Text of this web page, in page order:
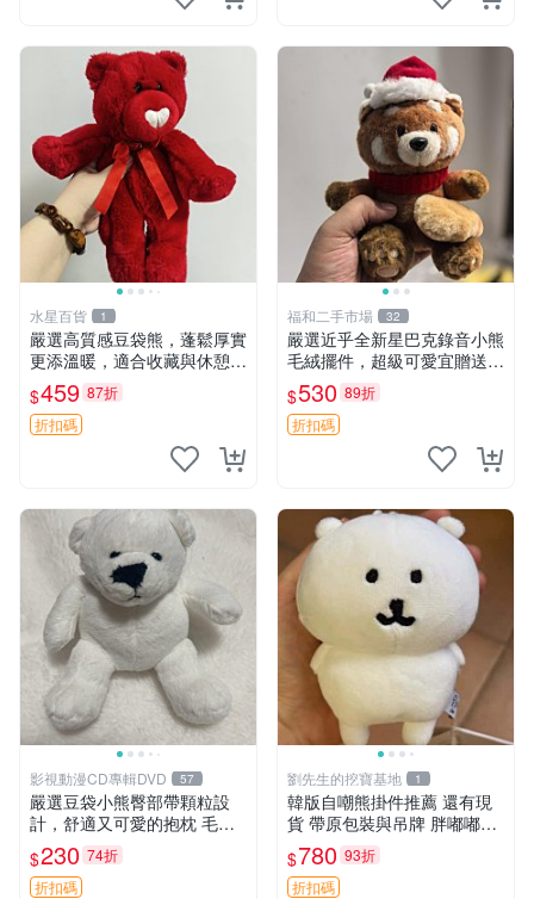
水星百貨 1
嚴選高質感豆袋熊，蓬鬆厚實
更添溫暖，適合收藏與休憩。
前胸填充飽滿，背部亦具優雅
設計。 豆袋熊 保暖 溫柔 蓬
松
$459 87折
折扣碼
福和二手市場 32
嚴選近乎全新星巴克錄音小熊
毛絨擺件，超級可愛宜贈送掛
飾 錄音小熊 毛絨擺件 贈品
$530 89折
折扣碼
影視動漫CD專輯DVD 57
嚴選豆袋小熊臀部帶顆粒設
計，舒適又可愛的抱枕 毛絨
抱枕、臀部按摩、坐墊
$230 74折
折扣碼
劉先生的挖寶基地 1
韓版自嘲熊掛件推薦 還有現
貨 帶原包裝與吊牌 胖嘟嘟超
可愛 毛絨手感佳 小熊掛件 自
嘲抱枕 小熊抱枕
$780 93折
折扣碼